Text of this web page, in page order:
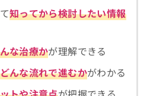
知ってから検討したい情報
な治療かが理解できる
どんな流れで進むかがわかる